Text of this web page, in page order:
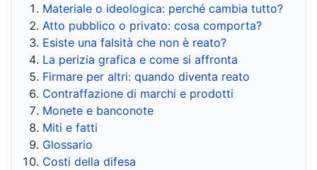
Materiale o ideologica: perché cambia tutto?
Atto pubblico o privato: cosa comporta?
Esiste una falsità che non è reato?
La perizia grafica e come si affronta
Firmare per altri: quando diventa reato
Contraffazione di marchi e prodotti
Monete e banconote
Miti e fatti
Glossario
Costi della difesa